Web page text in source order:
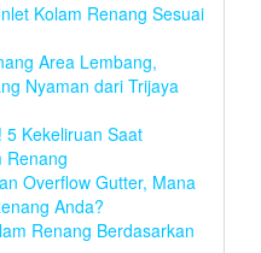
Kolam Renang Sesuai
Area Lembang,
Nyaman dari Trijaya
5 Kekeliruan Saat
Renang
Overflow Gutter, Mana
Anda?
Renang Berdasarkan